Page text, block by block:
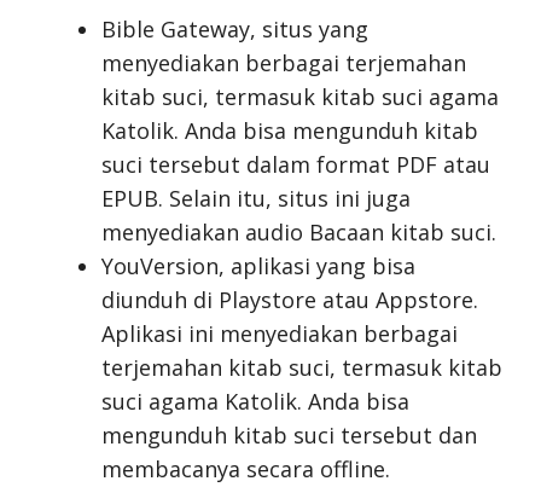
Bible Gateway, situs yang
menyediakan berbagai terjemahan
kitab suci, termasuk kitab suci agama
Katolik. Anda bisa mengunduh kitab
suci tersebut dalam format PDF atau
EPUB. Selain itu, situs ini juga
menyediakan audio Bacaan kitab suci.
YouVersion, aplikasi yang bisa
diunduh di Playstore atau Appstore.
Aplikasi ini menyediakan berbagai
terjemahan kitab suci, termasuk kitab
suci agama Katolik. Anda bisa
mengunduh kitab suci tersebut dan
membacanya secara offline.